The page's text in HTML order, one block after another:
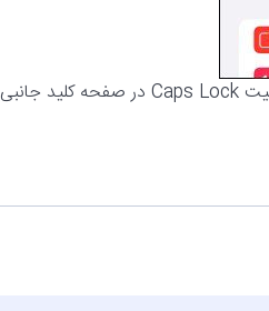
۴- زمانی که این گزینه را انتخاب کردید از بخش تنظیمات خارج شوید. در این حالت توانسته‌اید قابلیت Caps Lock در صفحه کلید جانبی